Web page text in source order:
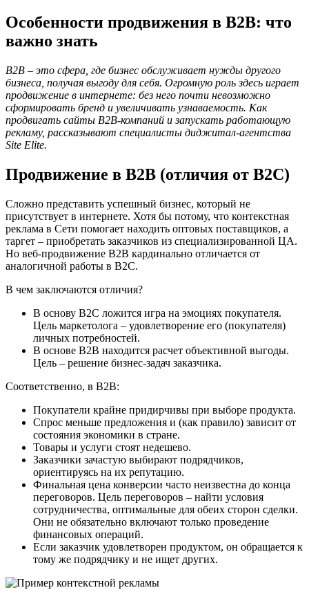
Особенности продвижения в B2B: что
важно знать
B2B – это сфера, где бизнес обслуживает нужды другого
бизнеса, получая выгоду для себя. Огромную роль здесь играет
продвижение в интернете: без него почти невозможно
сформировать бренд и увеличивать узнаваемость. Как
продвигать сайты B2B-компаний и запускать работающую
рекламу, рассказывают специалисты диджитал-агентства
Site Elite.
Продвижение в B2B (отличия от B2C)
Сложно представить успешный бизнес, который не
присутствует в интернете. Хотя бы потому, что контекстная
реклама в Сети помогает находить оптовых поставщиков, а
таргет – приобретать заказчиков из специализированной ЦА.
Но веб-продвижение B2B кардинально отличается от
аналогичной работы в B2C.
В чем заключаются отличия?
В основу B2C ложится игра на эмоциях покупателя.
Цель маркетолога – удовлетворение его (покупателя)
личных потребностей.
В основе B2B находится расчет объективной выгоды.
Цель – решение бизнес-задач заказчика.
Соответственно, в B2B:
Покупатели крайне придирчивы при выборе продукта.
Спрос меньше предложения и (как правило) зависит от
состояния экономики в стране.
Товары и услуги стоят недешево.
Заказчики зачастую выбирают подрядчиков,
ориентируясь на их репутацию.
Финальная цена конверсии часто неизвестна до конца
переговоров. Цель переговоров – найти условия
сотрудничества, оптимальные для обеих сторон сделки.
Они не обязательно включают только проведение
финансовых операций.
Если заказчик удовлетворен продуктом, он обращается к
тому же подрядчику и не ищет других.